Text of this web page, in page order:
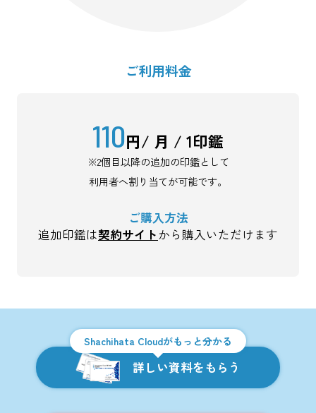
ご利用料金
110円/ 月 / 1印鑑
※2個目以降の追加の印鑑として
利用者へ割り当てが可能です。
ご購入方法
追加印鑑は契約サイトから購入いただけます
Shachihata Cloudがもっと分かる
詳しい資料をもらう